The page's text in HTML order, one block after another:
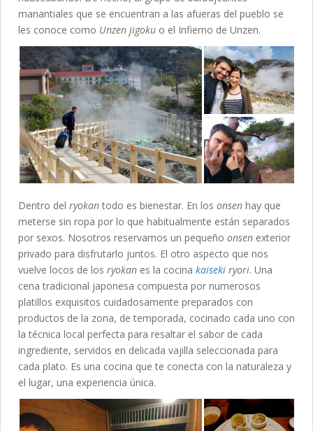
manantiales que se encuentran a las afueras del pueblo se
les conoce como Unzen jigoku o el Infierno de Unzen.
Dentro del ryokan todo es bienestar. En los onsen hay que
meterse sin ropa por lo que habitualmente están separados
por sexos. Nosotros reservamos un pequeño onsen exterior
privado para disfrutarlo juntos. El otro aspecto que nos
vuelve locos de los ryokan es la cocina kaiseki ryori. Una
cena tradicional japonesa compuesta por numerosos
platillos exquisitos cuidadosamente preparados con
productos de la zona, de temporada, cocinado cada uno con
la técnica local perfecta para resaltar el sabor de cada
ingrediente, servidos en delicada vajilla seleccionada para
cada plato. Es una cocina que te conecta con la naturaleza y
el lugar, una experiencia única.